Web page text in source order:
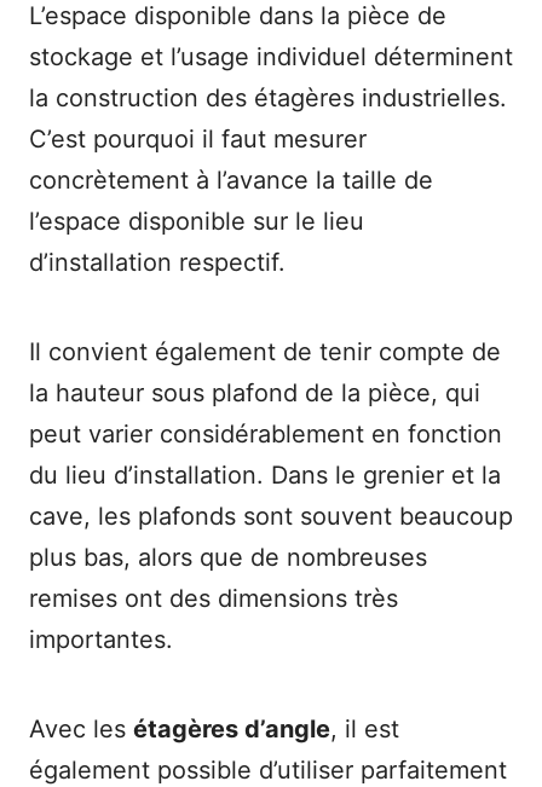
L’espace disponible dans la pièce de
stockage et l’usage individuel déterminent
la construction des étagères industrielles.
C’est pourquoi il faut mesurer
concrètement à l’avance la taille de
l’espace disponible sur le lieu
d’installation respectif.
Il convient également de tenir compte de
la hauteur sous plafond de la pièce, qui
peut varier considérablement en fonction
du lieu d’installation. Dans le grenier et la
cave, les plafonds sont souvent beaucoup
plus bas, alors que de nombreuses
remises ont des dimensions très
importantes.
Avec les étagères d’angle, il est
également possible d’utiliser parfaitement